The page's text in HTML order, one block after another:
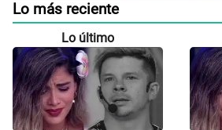
Lo más reciente
Lo último